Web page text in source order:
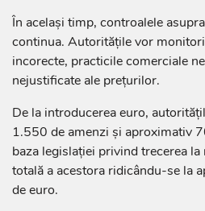
În același timp, controalele
continua. Autoritățile vor
incorecte, practicile comerciale
nejustificate ale prețurilor.
De la introducerea euro,
1.550 de amenzi și aproximativ
baza legislației privind trecerea
totală a acestora ridicându-se la
de euro.